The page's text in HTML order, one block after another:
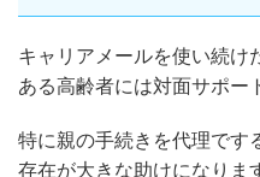
キャリアメールを使い続け
ある高齢者には対面サポー
特に親の手続きを代理です
存在が大きな助けになりま